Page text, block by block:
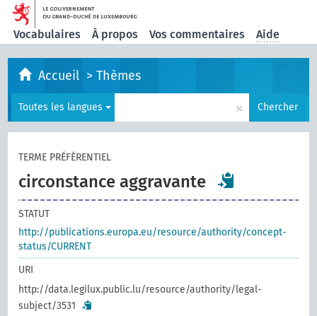
Vocabulaires À propos Vos commentaires Aide
Accueil >Thèmes
Toutes les langues × Chercher
TERME PRÉFÉRENTIEL
circonstance aggravante
STATUT
http://publications.europa.eu/resource/authority/concept-
status/CURRENT
URI
http://data.legilux.public.lu/resource/authority/legal-
subject/3531